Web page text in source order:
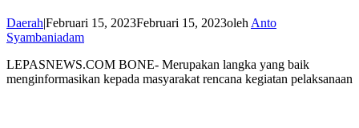
Daerah|Februari 15, 2023Februari 15, 2023oleh Anto
Syambaniadam
LEPASNEWS.COM BONE- Merupakan langka yang baik
menginformasikan kepada masyarakat rencana kegiatan pelaksanaan